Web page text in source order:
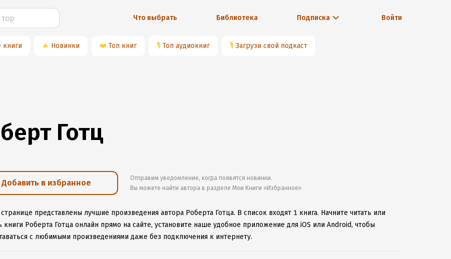
Что выбрать Библиотека Подписка Войти
книги 🔥 Новинки ❤️ Топ книг 🎙 Топ аудиокниг 🎙 Загрузи свой подкаст
Готц
Добавить в избранное
Отправим уведомление, когда появятся новинки.
Вы можете найти автора в разделе Мои Книги «Избранное»
представлены лучшие произведения автора Роберта Готца. В список входят 1 книга. Начните читать или
книги Роберта Готца онлайн прямо на сайте, установите наше удобное приложение для iOS или Android, чтобы
с любимыми произведениями даже без подключения к интернету.